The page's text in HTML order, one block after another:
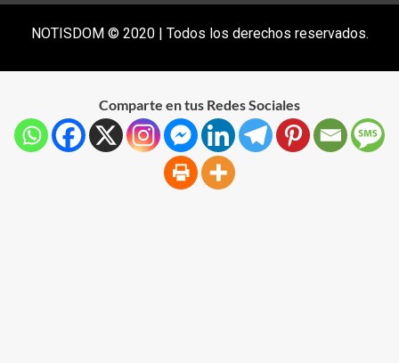
NOTISDOM © 2020 | Todos los derechos reservados.
Comparte en tus Redes Sociales